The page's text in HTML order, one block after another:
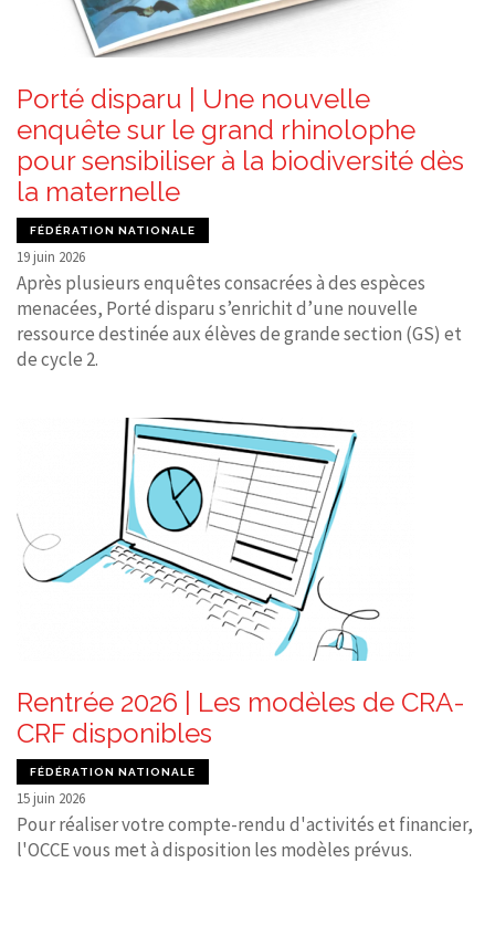
Porté disparu | Une nouvelle
enquête sur le grand rhinolophe
pour sensibiliser à la biodiversité dès
la maternelle
FÉDÉRATION NATIONALE
19 juin 2026
Après plusieurs enquêtes consacrées à des espèces
menacées, Porté disparu s’enrichit d’une nouvelle
ressource destinée aux élèves de grande section (GS) et
de cycle 2.
Rentrée 2026 | Les modèles de CRA-
CRF disponibles
FÉDÉRATION NATIONALE
15 juin 2026
Pour réaliser votre compte-rendu d'activités et financier,
l'OCCE vous met à disposition les modèles prévus.